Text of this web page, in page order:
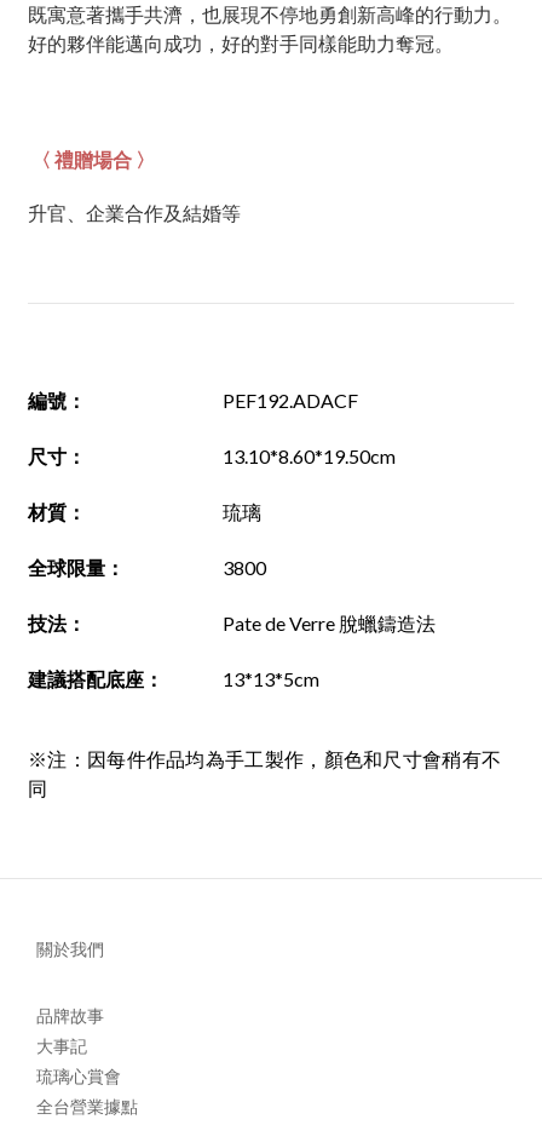
既寓意著攜手共濟，也展現不停地勇創新高峰的行動力。
好的夥伴能邁向成功，好的對手同樣能助力奪冠。
〈 禮贈場合 〉
升官、企業合作及結婚等
編號 ： PEF192.ADACF
尺寸 ： 13.10*8.60*19.50cm
材質 ： 琉璃
全球限量： 3800
技法： Pate de Verre 脫蠟鑄造法
建議搭配底座 ： 13*13*5cm
※注：因每件作品均為手工製作，顏色和尺寸會稍有不
同
關於我們
品牌故事
大事記
琉璃心賞會
全台營業據點